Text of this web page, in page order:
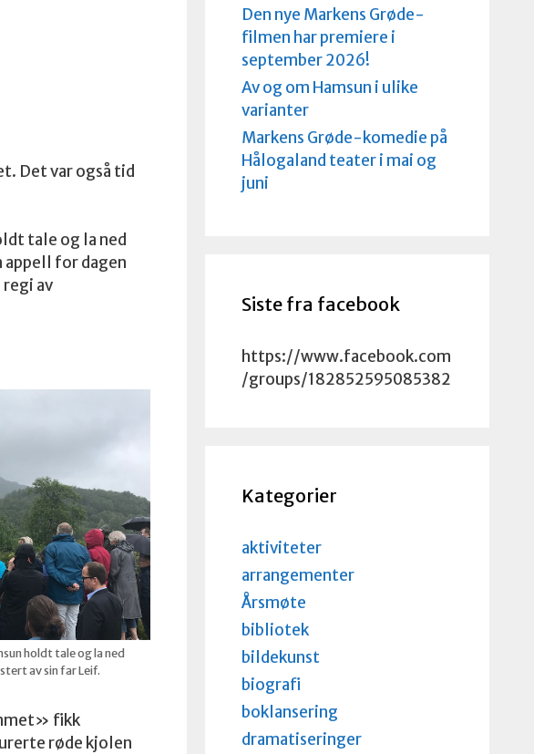
Det var også tid
tale og la ned
appell for dagen
av
holdt tale og la ned
av sin far Leif.
fikk
røde kjolen
Den nye Markens Grøde-
filmen har premiere i
september 2026!
Av og om Hamsun i ulike
varianter
Markens Grøde-komedie på
Hålogaland teater i mai og
juni
Siste fra facebook
https://www.facebook.com
/groups/182852595085382
Kategorier
aktiviteter
arrangementer
Årsmøte
bibliotek
bildekunst
biografi
boklansering
dramatiseringer